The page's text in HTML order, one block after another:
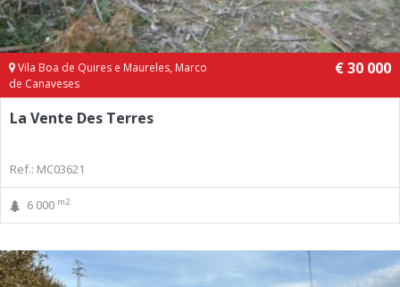
Vila Boa de Quires e Maureles, Marco
de Canaveses
€ 30 000
La Vente Des Terres
Ref.: MC03621
6 000 m2